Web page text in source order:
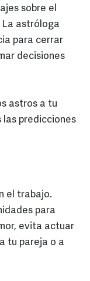
sobre el
La astróloga
para cerrar
decisiones
astros a tu
predicciones
el trabajo.
para
evita actuar
tu pareja o a